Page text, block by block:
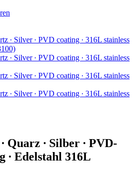
Quarz ∙ Silber ∙ PVD-
∙ Edelstahl 316L